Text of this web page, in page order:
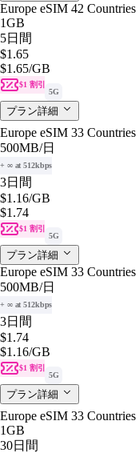
Europe eSIM 42
1GB
5日間
$1.65
$1.65/GB
$1 割引
5G
プラン詳細
Europe eSIM 33
500MB/日
+ ∞ at 512kbps
3日間
$1.16/GB
$1.74
$1 割引
5G
プラン詳細
Europe eSIM 33
500MB/日
+ ∞ at 512kbps
3日間
$1.74
$1.16/GB
$1 割引
5G
プラン詳細
Europe eSIM 33
1GB
30日間